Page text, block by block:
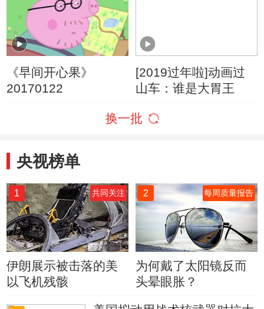
《早间开心果》
20170122
[2019过年啦]动画过
山车：谁是大胃王
换一批
央视榜单
1 共同关注
伊朗展示被击落的美
以飞机残骸
2 每周质量报告
为何戴了太阳镜反而
头晕眼胀？